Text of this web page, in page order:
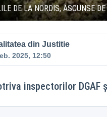
DE LA NORDIS, ASCUNSE
din Justitie
2025, 12:50
inspectorilor DGAF